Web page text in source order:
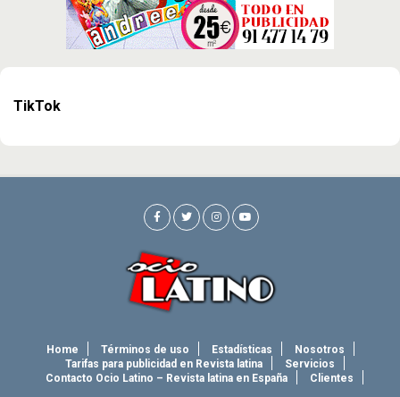
TikTok
Home Términos de uso Estadísticas
Nosotros
Tarifas para publicidad en Revista latina
Servicios
Contacto Ocio Latino – Revista latina en España
Clientes